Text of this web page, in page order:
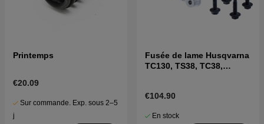
Printemps
€20.09
Sur commande. Exp. sous 2–5
j
Fusée de lame Husqvarna
TC130, TS38, TC38,
€104.90
En stock